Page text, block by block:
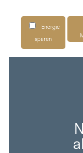
Energie
sparen